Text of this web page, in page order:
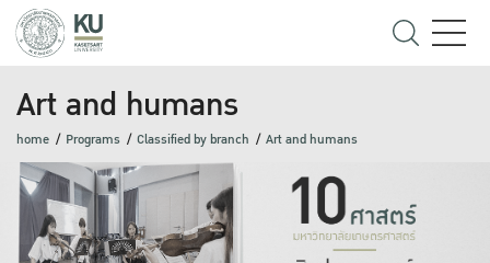
Art and humans
home Programs Classified by branch Art and humans